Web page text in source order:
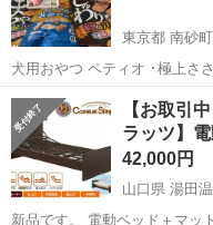
東京都 南砂
犬用おやつ ペティオ ･極上さ
サミソーセージ sunrise ･ゴン
ー味 ･ゴン太のささみジャー
こささみふ...
東京 江東区 南砂町駅
【お取引
ラッツ】
42,000円
山口県 湯田
新品です。 電動ベッド＋マットレスのセットで 15万円前後でした。